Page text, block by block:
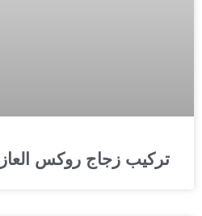
تركيب زجاج روكس